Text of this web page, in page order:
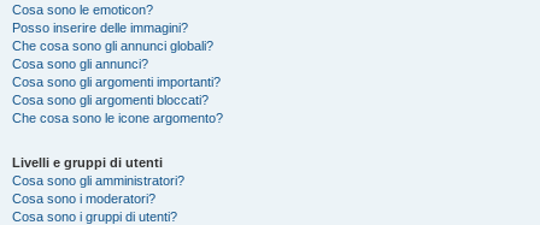
Cosa sono le emoticon?
Posso inserire delle immagini?
Che cosa sono gli annunci globali?
Cosa sono gli annunci?
Cosa sono gli argomenti importanti?
Cosa sono gli argomenti bloccati?
Che cosa sono le icone argomento?
Livelli e gruppi di utenti
Cosa sono gli amministratori?
Cosa sono i moderatori?
Cosa sono i gruppi di utenti?